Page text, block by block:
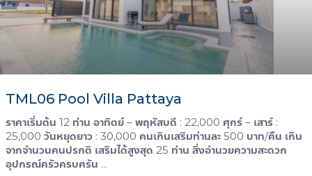
TML06 Pool Villa Pattaya
ราคาเริ่มต้น 12 ท่าน อาทิตย์ – พฤหัสบดี : 22,000 ศุกร์ – เสาร์ :
25,000 วันหยุดยาว : 30,000 คนเกินเสริมท่านละ 500 บาท/คืน เกิน
จากจำนวนคนปรกติ เสริมได้สูงสุด 25 ท่าน สิ่งอำนวยความสะดวก
อุปกรณ์ครัวครบครัน ...